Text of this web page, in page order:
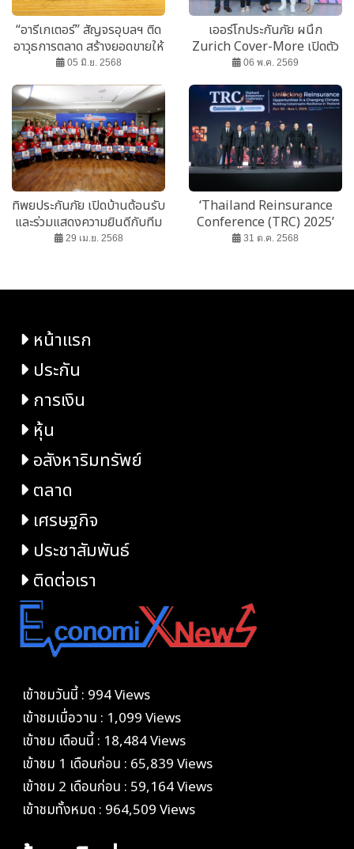
“อารีเกเตอร์” สัญจรอุบลฯ ติด
อาวุธการตลาด สร้างยอดขายให้
เติบโต
05 มิ.ย. 2568
เออร์โกประกันภัย ผนึก
Zurich Cover-More เปิดตัว
“ERGO Travel Guard”
ห่าง เพิ่มระยะห่วง”
06 พ.ค. 2569
ทิพยประกันภัย เปิดบ้านต้อนรับ
และร่วมแสดงความยินดีกับทีม
สุพรีม ในโอกาสคว้าแชมป์
29 เม.ย. 2568
‘Thailand Reinsurance
Conference (TRC) 2025’
ครั้งแรกในไทย!
31 ต.ค. 2568
หน้าแรก
ประกัน
การเงิน
หุ้น
อสังหาริมทรัพย์
ตลาด
เศรษฐกิจ
ประชาสัมพันธ์
ติดต่อเรา
เข้าชมวันนี้ : 994 Views
เข้าชมเมื่อวาน : 1,099 Views
เข้าชม เดือนนี้ : 18,484 Views
เข้าชม 1 เดือนก่อน : 65,839 Views
เข้าชม 2 เดือนก่อน : 59,164 Views
เข้าชมทั้งหมด : 964,509 Views